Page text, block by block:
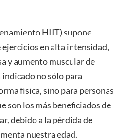
HIIT) supone
en alta intensidad,
y aumento muscular de
no sólo para
física, sino para personas
son los más beneficiados de
debido a la pérdida de
nuestra edad.